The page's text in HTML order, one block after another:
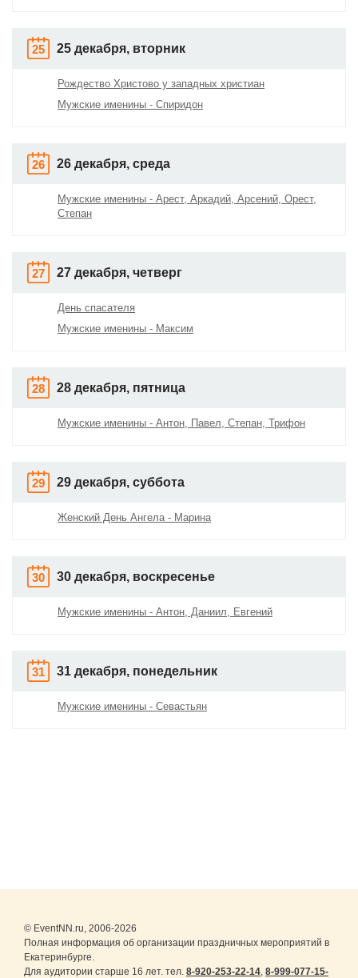
25 25 декабря, вторник
Рождество Христово у западных христиан
Мужские именины - Спиридон
26 26 декабря, среда
Мужские именины - Арест, Аркадий, Арсений, Орест,
Степан
27 27 декабря, четверг
День спасателя
Мужские именины - Максим
28 28 декабря, пятница
Мужские именины - Антон, Павел, Степан, Трифон
29 29 декабря, суббота
Женский День Ангела - Марина
30 30 декабря, воскресенье
Мужские именины - Антон, Даниил, Евгений
31 31 декабря, понедельник
Мужские именины - Севастьян
© EventNN.ru, 2006-2026
Полная информация об организации праздничных мероприятий в
Екатеринбурге.
Для аудитории старше 16 лет. тел. 8-920-253-22-14, 8-999-077-15-